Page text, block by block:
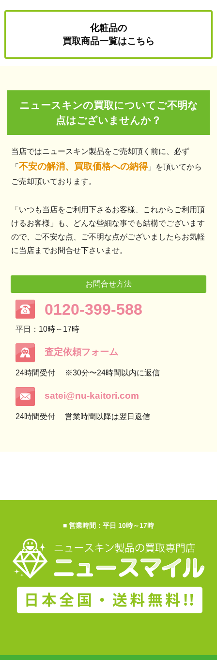
化粧品の
買取商品一覧はこちら
ニュースキンの買取についてご不明な
点はございませんか？
当店ではニュースキン製品をご売却頂く前に、必ず
「不安の解消、買取価格への納得」を頂いてから
ご売却頂いております。
「いつも当店をご利用下さるお客様、これからご利用頂
けるお客様」も、どんな些細な事でも結構でございます
ので、ご不安な点、ご不明な点がございましたらお気軽
に当店までお問合せ下さいませ。
お問合せ方法
0120-399-588
平日：10時～17時
査定依頼フォーム
24時間受付 ※30分〜24時間以内に返信
satei@nu-kaitori.com
24時間受付 営業時間以降は翌日返信
■ 営業時間：平日 10時～17時